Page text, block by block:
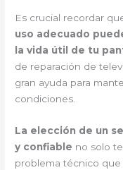
Es crucial recordar
uso adecuado
la vida útil de tu
de reparación de
gran ayuda para
condiciones.
La elección de un
y confiable no solo
problema técnico